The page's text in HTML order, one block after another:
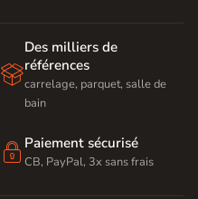

Des milliers de
références
carrelage, parquet, salle de
bain
 Paiement sécurisé
CB, PayPal, 3x sans frais